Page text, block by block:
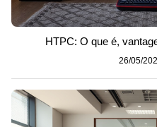
HTPC: O que é,
26/05/